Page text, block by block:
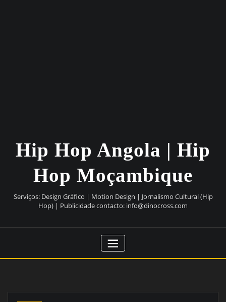
Hip Hop Angola | Hip
Hop Moçambique
Serviços: Design Gráfico | Motion Design | Jornalismo Cultural (Hip
Hop) | Publicidade contacto: info@dinocross.com